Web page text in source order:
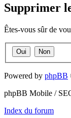
Supprimer
Êtes-vous sûr de
Powered by phpBB
phpBB Mobile /
Index du forum